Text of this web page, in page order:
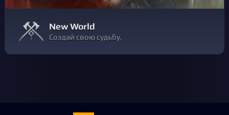
New World
Создай свою судьбу.